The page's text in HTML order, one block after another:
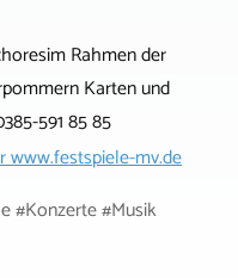
Rahmen der
Karten und
591 85 85
www.festspiele-mv.de
#Konzerte #Musik